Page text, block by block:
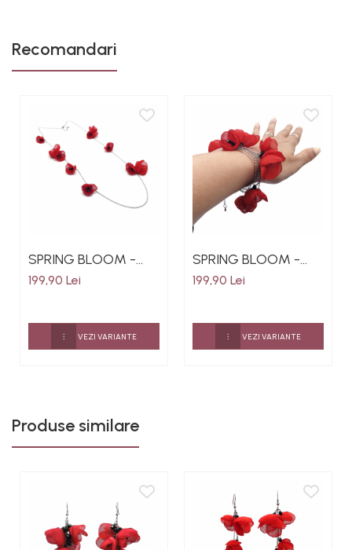
Recomandari
SPRING BLOOM -
Bijuterie
sau lung, bratara,
flori din voal,
199,90 Lei
VEZI VARIANTE
SPRING BLOOM -
Bijuterie
baza gatului sau
lung, flori din voal,
199,90 Lei
VEZI VARIANTE
Produse similare